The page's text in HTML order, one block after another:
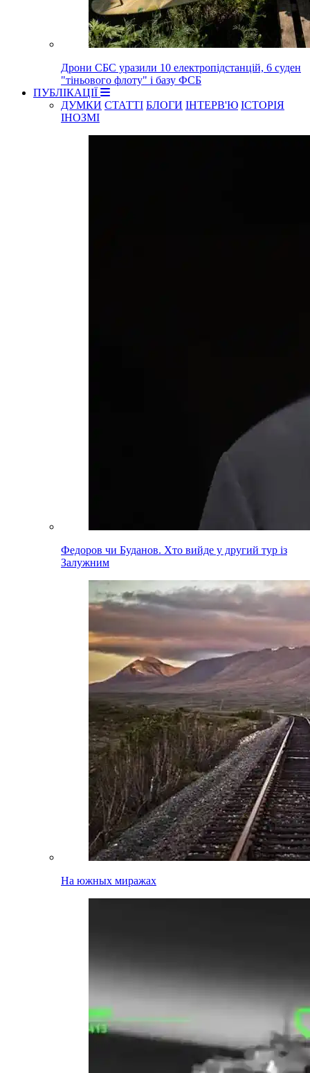
Дрони СБС уразили 10 електропідстанцій, 6 суден
"тіньового флоту" і базу ФСБ
ПУБЛІКАЦІЇ
ДУМКИ СТАТТІ БЛОГИ ІНТЕРВ'Ю ІСТОРІЯ
ІНОЗМІ
Федоров чи Буданов. Хто вийде у другий тур із
Залужним
На южных миражах